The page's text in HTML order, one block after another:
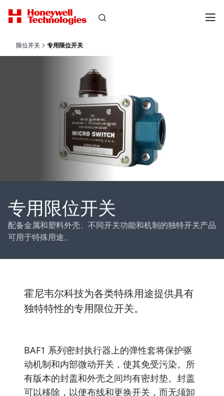
限位开关 专用限位开关
专用限位开关
配备金属和塑料外壳、不同开关功能和机制的独特开关产品
可用于特殊用途。
霍尼韦尔科技为各类特殊用途提供具有
独特特性的专用限位开关。
BAF1 系列密封执行器上的弹性套将保护驱
动机制和内部微动开关，使其免受污染。所
有版本的封盖和外壳之间均有密封垫。封盖
可以移除，以便布线和更换开关，而无须卸